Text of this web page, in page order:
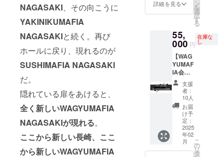
NAGASAKI、その向こうに
YAKINIKUMAFIA
NAGASAKIと続く。再び
ホールに戻り、現れるのが
SUSHIMAFIA NAGASAKI
だ。
隠れている扉をあけると、
全く新しいWAGYUMAFIA
NAGASAKIが現れる。
ここから新しい長崎、ここ
から新しいWAGYUMAFIA
利用い
ただけ
営業日
に準じ
ます。
※支援プ
ランの
譲渡は
不可で
す。
し致し
A会員専
用
Facebo
okグ
ループ
へのご
招待 ※
有効期
限 2025
年12月
末日ま
で ※ご
利用い
ただけ
る日は
MASHI
会員権
のお渡
本人様
へのお
渡しの
みにな
りま
す。 ※
会員権
のお渡
しは
WAGYU
MAFIA
店舗、
初回ご
舗共通
SUSHI
MAFIA1
回お食
事券
※SUSHI
MAFIA
のご提
供は赤
SUSHI
MAFIA
、長崎
SUSHI
MAFIA
のみと
なりま
詳細を見る ン
を
選
択
す
る
55,
000 円
在庫な
し
【WAG
YUMAF
IA会員
権
+NAGA
SAKI
SUSHI
MAFIA
お食事
券】
WAGYU
MAFIA
全世界
支援
者：
10人
お届
け予
定：
2025
年02
月
こ
の
リ
タ